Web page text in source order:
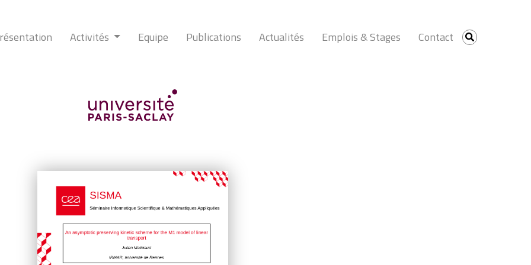
Activités Equipe Publications Actualités Emplois & Stages Contact